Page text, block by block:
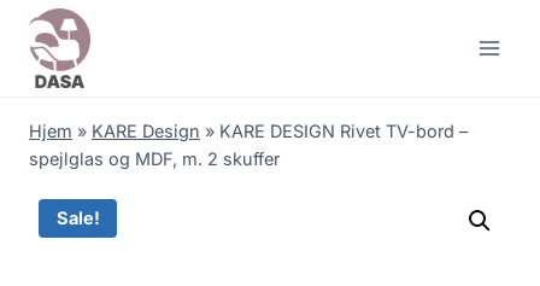
Skip
content
Hjem » KARE Design » KARE DESIGN Rivet TV-bord –
spejlglas og MDF, m. 2 skuffer
Sale!